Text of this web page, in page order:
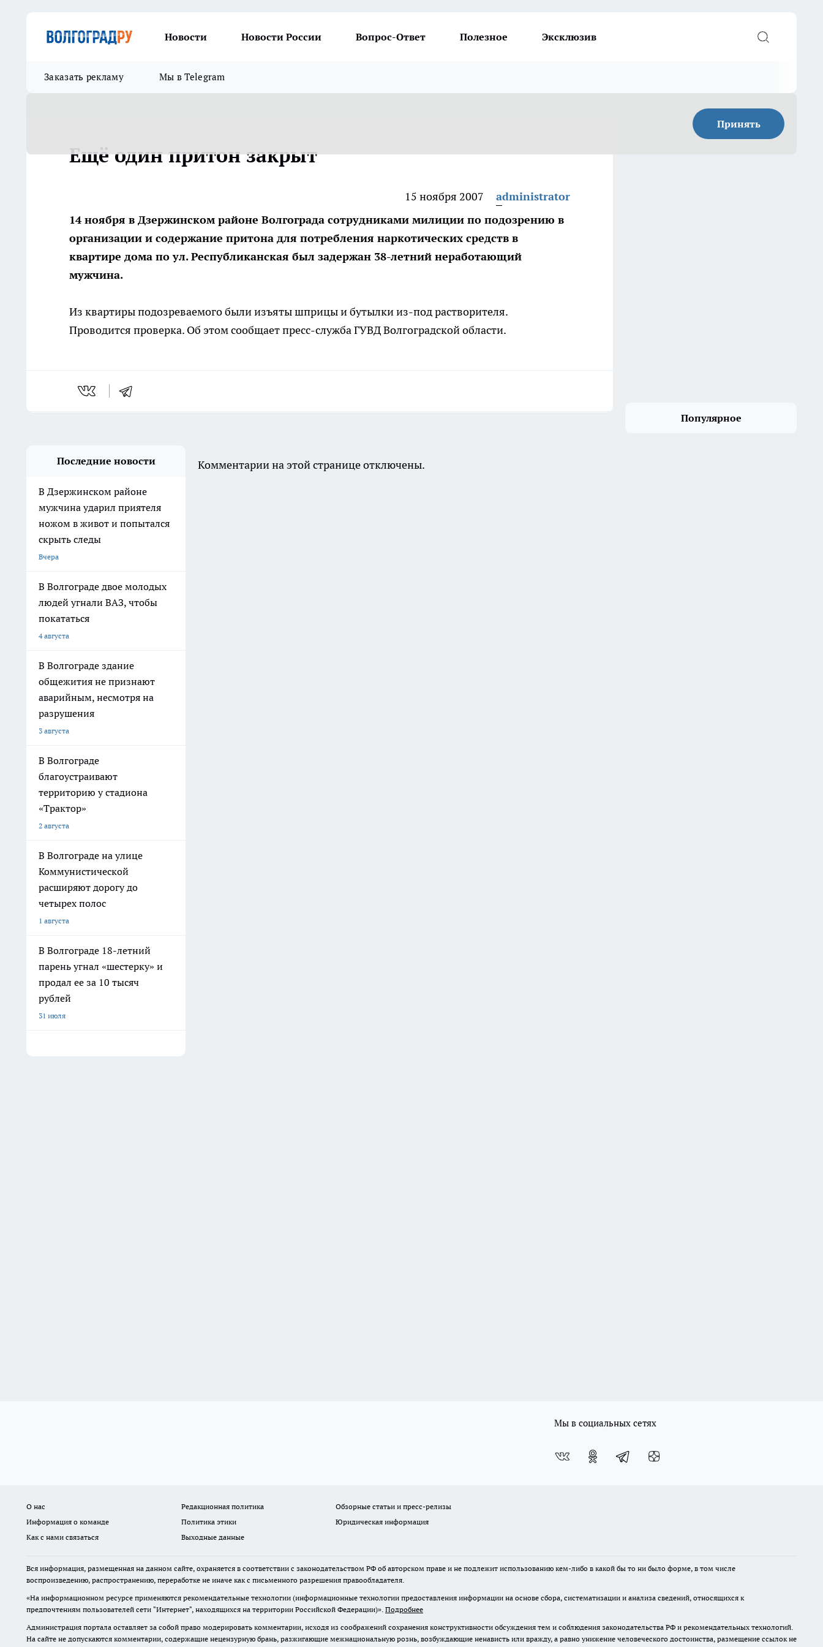
Новости Новости России Вопрос-Ответ Полезное Эксклюзив
Заказать рекламу Мы в Telegram
Принять
Ещё один притон закрыт
15 ноября 2007
administrator
14 ноября в Дзержинском районе Волгограда сотрудниками милиции по подозрению в
организации и содержание притона для потребления наркотических средств в
квартире дома по ул. Республиканская был задержан 38-летний неработающий
мужчина.
Из квартиры подозреваемого были изъяты шприцы и бутылки из-под растворителя.
Проводится проверка. Об этом сообщает пресс-служба ГУВД Волгоградской области.
Популярное
Последние новости
В Дзержинском районе
мужчина ударил приятеля
ножом в живот и попытался
скрыть следы
Вчера
В Волгограде двое молодых
людей угнали ВАЗ, чтобы
покататься
4 августа
В Волгограде здание
общежития не признают
аварийным, несмотря на
разрушения
3 августа
В Волгограде
благоустраивают
территорию у стадиона
«Трактор»
2 августа
В Волгограде на улице
Коммунистической
расширяют дорогу до
четырех полос
1 августа
В Волгограде 18-летний
парень угнал «шестерку» и
продал ее за 10 тысяч
рублей
31 июля
Комментарии на этой странице отключены.
Мы в социальных сетях
О нас Редакционная политика
Обзорные статьи и пресс-релизы
Информация о команде
Политика этики
Юридическая информация
Как с нами связаться
Выходные данные
Вся информация, размещенная на данном сайте, охраняется в соответствии с законодательством РФ об авторском праве и не подлежит использованию кем-либо в какой бы то ни было форме, в том числе
воспроизведению, распространению, переработке не иначе как с письменного разрешения правообладателя.
«На информационном ресурсе применяются рекомендательные технологии (информационные технологии предоставления информации на основе сбора, систематизации и анализа сведений, относящихся к
предпочтениям пользователей сети "Интернет", находящихся на территории Российской Федерации)». Подробнее
Администрация портала оставляет за собой право модерировать комментарии, исходя из соображений сохранения конструктивности обсуждения тем и соблюдения законодательства РФ и рекомендательных технологий.
На сайте не допускаются комментарии, содержащие нецензурную брань, разжигающие межнациональную рознь, возбуждающие ненависть или вражду, а равно унижение человеческого достоинства, размещение ссылок не